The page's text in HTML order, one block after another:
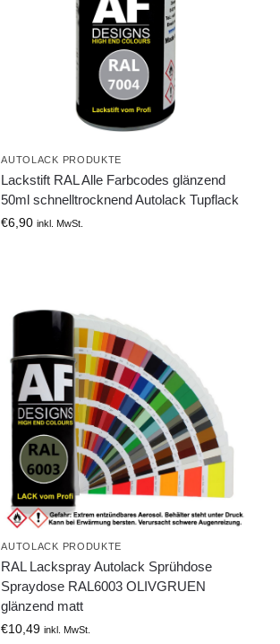
AUTOLACK PRODUKTE
Lackstift RAL Alle Farbcodes glänzend
50ml schnelltrocknend Autolack Tupflack
€6,90 inkl. MwSt.
AUTOLACK PRODUKTE
RAL Lackspray Autolack Sprühdose
Spraydose RAL6003 OLIVGRUEN
glänzend matt
€10,49 inkl. MwSt.